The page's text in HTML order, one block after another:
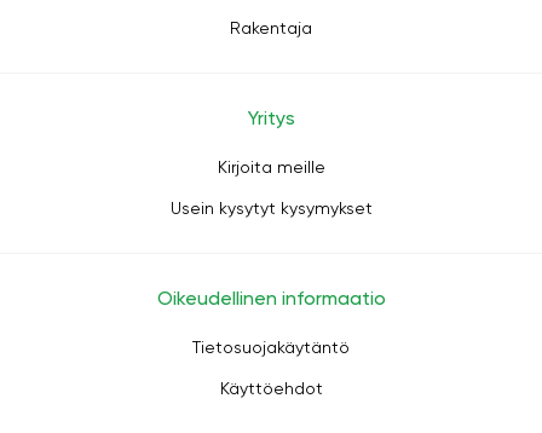
Rakentaja
Yritys
Kirjoita meille
Usein kysytyt kysymykset
Oikeudellinen informaatio
Tietosuojakäytäntö
Käyttöehdot